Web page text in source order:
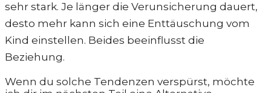
sehr stark. Je länger die Verunsicherung dauert,
desto mehr kann sich eine Enttäuschung vom
Kind einstellen. Beides beeinflusst die
Beziehung.
Wenn du solche Tendenzen verspürst, möchte